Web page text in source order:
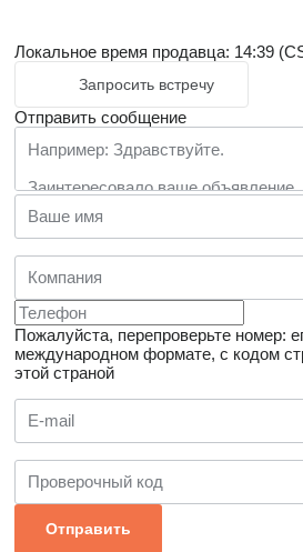
Локальное время продавца: 14:39
Запросить встречу
Отправить сообщение
Пожалуйста, перепроверьте номер:
международном формате, с кодом
этой страной